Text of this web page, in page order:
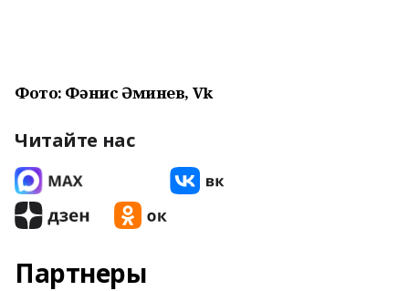
Фото: Фәнис Әминев, Vk
Читайте нас
Партнеры